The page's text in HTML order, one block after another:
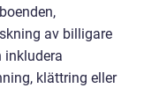
av billigare
inkludera
klättring eller